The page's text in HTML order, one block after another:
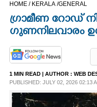
CINEMA
OPINION
PHOTOS
LIFESTYLE
HOME / KERALA /GENERAL
ഗ്രാമീണ റോഡ്
ഗുണനിലവാരം
1 MIN READ | AUTHOR : WEB
PUBLISHED: JULY 02, 2026 02:13